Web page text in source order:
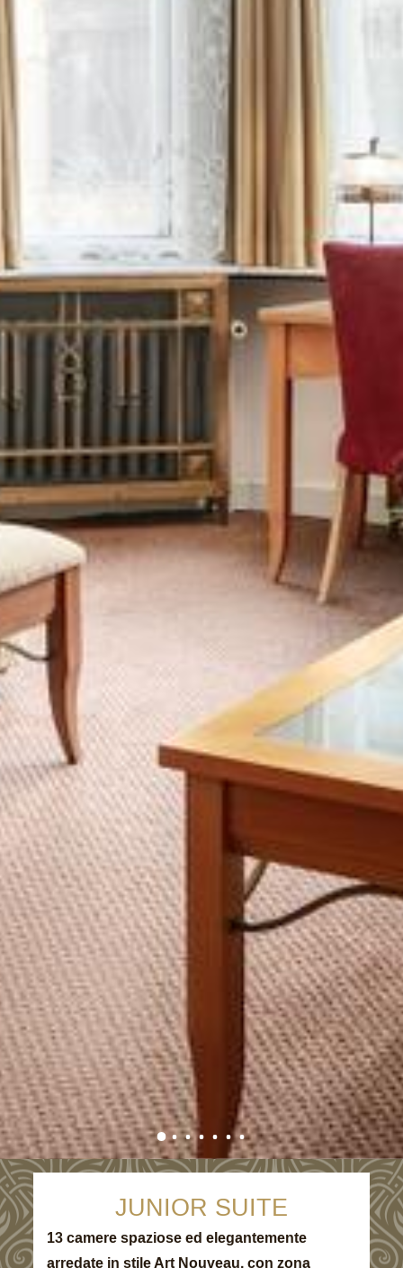
JUNIOR SUITE
13 camere spaziose ed elegantemente
arredate in stile Art Nouveau, con zona